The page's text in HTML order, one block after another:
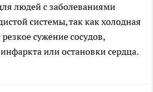
людей с заболеваниями
системы, так как холодная
сужение сосудов,
или остановки сердца.